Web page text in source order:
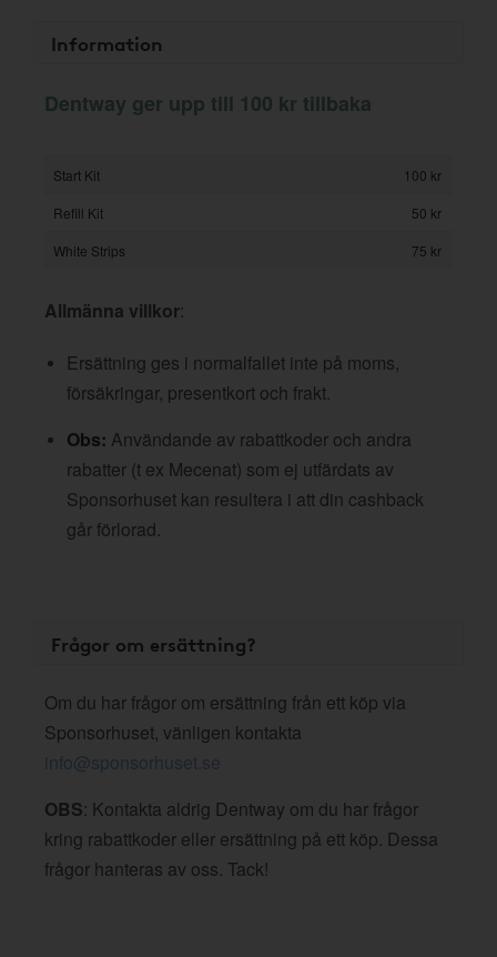
Information
Dentway ger upp till 100 kr tillbaka
Start Kit
100 kr
Refill Kit
50 kr
White Strips
75 kr
Allmänna villkor:
Ersättning ges i normalfallet inte på moms,
försäkringar, presentkort och frakt.
Obs: Användande av rabattkoder och andra
rabatter (t ex Mecenat) som ej utfärdats av
Sponsorhuset kan resultera i att din cashback
går förlorad.
Frågor om ersättning?
Om du har frågor om ersättning från ett köp via
Sponsorhuset, vänligen kontakta
info@sponsorhuset.se
OBS: Kontakta aldrig Dentway om du har frågor
kring rabattkoder eller ersättning på ett köp. Dessa
frågor hanteras av oss. Tack!